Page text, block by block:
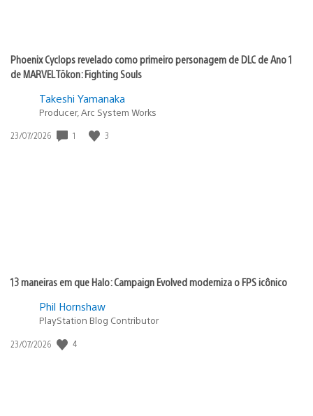
Phoenix Cyclops revelado como primeiro personagem de DLC de Ano 1
de MARVEL Tōkon: Fighting Souls
Takeshi Yamanaka
Producer, Arc System Works
Data
23/07/2026 1 3
13 maneiras em que Halo: Campaign Evolved moderniza o FPS icônico
Phil Hornshaw
PlayStation Blog Contributor
Data
23/07/2026 4